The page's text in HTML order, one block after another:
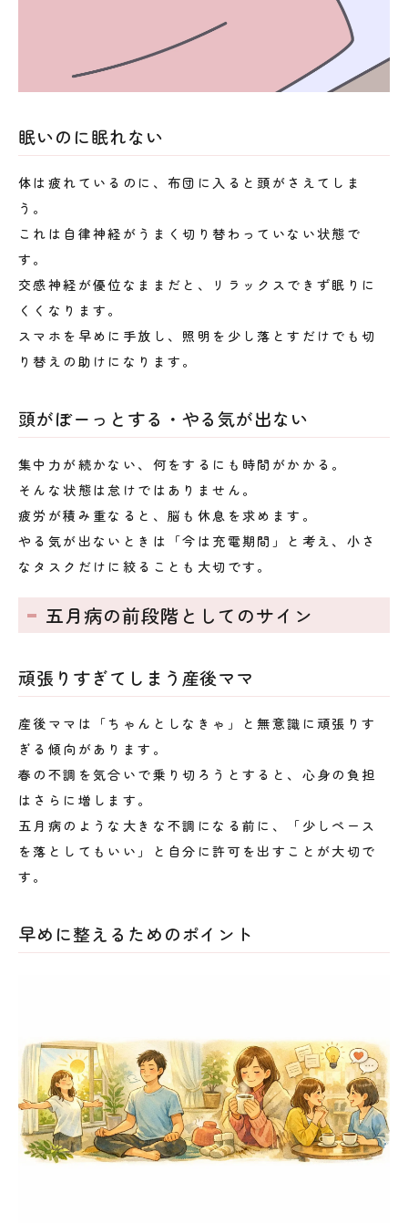
眠いのに眠れない
体は疲れているのに、布団に入ると頭がさえてしま
う。
これは自律神経がうまく切り替わっていない状態で
す。
交感神経が優位なままだと、リラックスできず眠りに
くくなります。
スマホを早めに手放し、照明を少し落とすだけでも切
り替えの助けになります。
頭がぼーっとする・やる気が出ない
集中力が続かない、何をするにも時間がかかる。
そんな状態は怠けではありません。
疲労が積み重なると、脳も休息を求めます。
やる気が出ないときは「今は充電期間」と考え、小さ
なタスクだけに絞ることも大切です。
五月病の前段階としてのサイン
頑張りすぎてしまう産後ママ
産後ママは「ちゃんとしなきゃ」と無意識に頑張りす
ぎる傾向があります。
春の不調を気合いで乗り切ろうとすると、心身の負担
はさらに増します。
五月病のような大きな不調になる前に、「少しペース
を落としてもいい」と自分に許可を出すことが大切で
す。
早めに整えるためのポイント